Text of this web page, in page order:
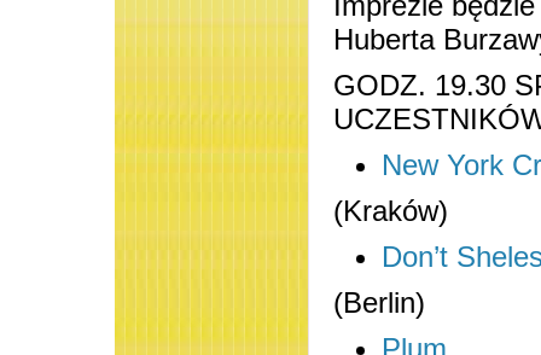
Huberta
GODZ. 19.30
New York
(Kraków)
Don’t
(Berlin)
Plum